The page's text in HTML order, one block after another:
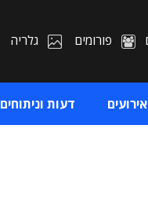
פורומים גלריה
דעות וניתוחים